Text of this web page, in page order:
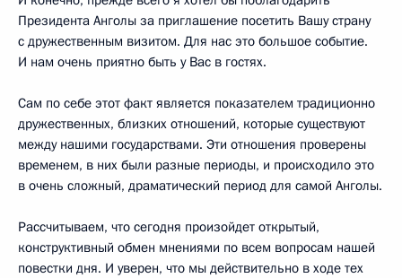
Президента Анголы за приглашение посетить Вашу страну
с дружественным визитом. Для нас это большое событие.
И нам очень приятно быть у Вас в гостях.
Сам по себе этот факт является показателем традиционно
дружественных, близких отношений, которые существуют
между нашими государствами. Эти отношения проверены
временем, в них были разные периоды, и происходило это
в очень сложный, драматический период для самой Анголы.
Рассчитываем, что сегодня произойдет открытый,
конструктивный обмен мнениями по всем вопросам нашей
повестки дня. И уверен, что мы действительно в ходе тех